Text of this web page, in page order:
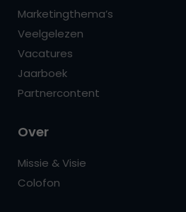
Marketingthema’s
Veelgelezen
Vacatures
Jaarboek
Partnercontent
Over
Missie & Visie
Colofon